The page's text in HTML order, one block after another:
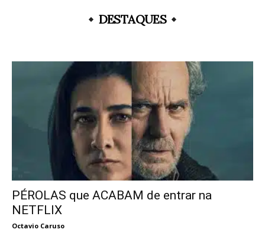
DESTAQUES
PÉROLAS que ACABAM de entrar na
NETFLIX
Octavio Caruso